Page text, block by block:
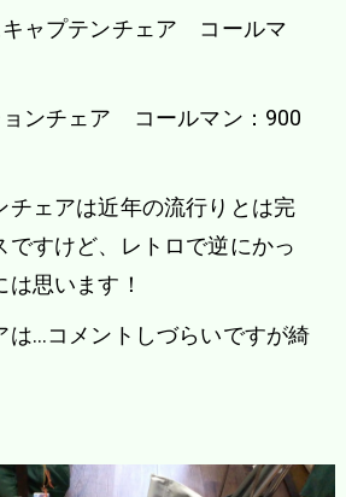
ャプテンチェア コールマ
ンチェア コールマン：900
チェアは近年の流行りとは完
ですけど、レトロで逆にかっ
思います！
は…コメントしづらいですが綺